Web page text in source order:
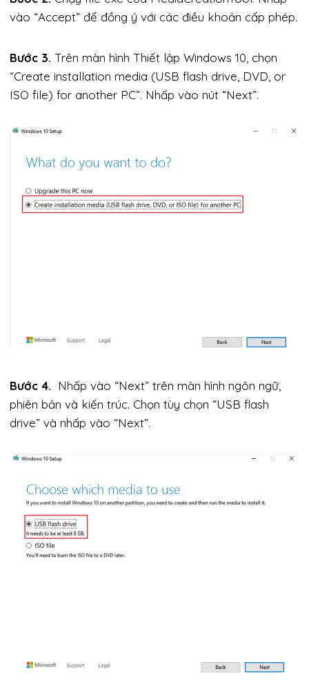
vào “Accept” để đồng ý với các điều khoản cấp phép.
Bước 3. Trên màn hình Thiết lập Windows 10, chọn
“Create installation media (USB flash drive, DVD, or
ISO file) for another PC”. Nhấp vào nút “Next”.
Bước 4. Nhấp vào “Next” trên màn hình ngôn ngữ,
phiên bản và kiến ​​trúc. Chọn tùy chọn “USB flash
drive” và nhấp vào “Next”.